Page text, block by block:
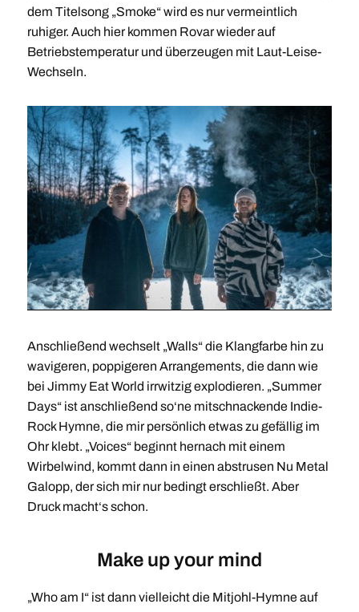
dem Titelsong „Smoke“ wird es nur vermeintlich
ruhiger. Auch hier kommen Rovar wieder auf
Betriebstemperatur und überzeugen mit Laut-Leise-
Wechseln.
Anschließend wechselt „Walls“ die Klangfarbe hin zu
wavigeren, poppigeren Arrangements, die dann wie
bei Jimmy Eat World irrwitzig explodieren. „Summer
Days“ ist anschließend so‘ne mitschnackende Indie-
Rock Hymne, die mir persönlich etwas zu gefällig im
Ohr klebt. „Voices“ beginnt hernach mit einem
Wirbelwind, kommt dann in einen abstrusen Nu Metal
Galopp, der sich mir nur bedingt erschließt. Aber
Druck macht‘s schon.
Make up your mind
„Who am I“ ist dann vielleicht die Mitjohl-Hymne auf